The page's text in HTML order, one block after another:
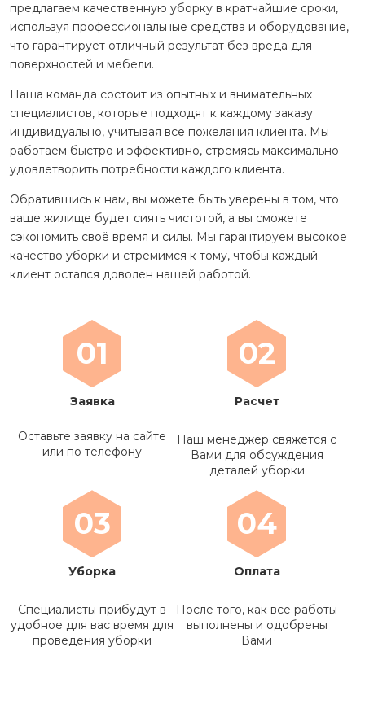
предлагаем качественную уборку в кратчайшие сроки,
используя профессиональные средства и оборудование,
что гарантирует отличный результат без вреда для
поверхностей и мебели.
Наша команда состоит из опытных и внимательных
специалистов, которые подходят к каждому заказу
индивидуально, учитывая все пожелания клиента. Мы
работаем быстро и эффективно, стремясь максимально
удовлетворить потребности каждого клиента.
Обратившись к нам, вы можете быть уверены в том, что
ваше жилище будет сиять чистотой, а вы сможете
сэкономить своё время и силы. Мы гарантируем высокое
качество уборки и стремимся к тому, чтобы каждый
клиент остался доволен нашей работой.
01
Заявка
Оставьте заявку на сайте
или по телефону
02
Расчет
Наш менеджер свяжется с
Вами для обсуждения
деталей уборки
03
Уборка
Специалисты прибудут в
удобное для вас время для
проведения уборки
04
Оплата
После того, как все работы
выполнены и одобрены
Вами